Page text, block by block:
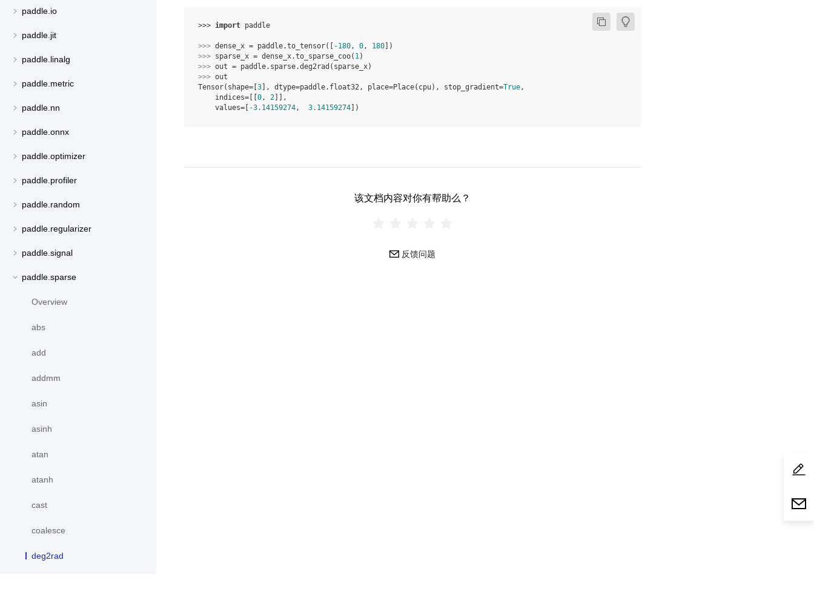
paddle.io
paddle.jit
paddle.linalg
paddle.metric
paddle.nn
paddle.onnx
paddle.optimizer
paddle.profiler
paddle.random
paddle.regularizer
paddle.signal
paddle.sparse
Overview
abs
add
addmm
asin
asinh
atan
atanh
cast
coalesce
deg2rad
>>> import paddle
>>> dense_x = paddle.to_tensor([ -180, 0, 180 ])
>>> sparse_x = dense_x.to_sparse_coo( 1)
>>> out = paddle. sparse.deg2rad ( sparse_x)
>>> out
Tensor(shape=[ 3 ], dtype=paddle.float32, place=Place(cpu), stop_gradient=True,
    indices=[[
0, 2 ]],
    values=[
-3.14159274, 3.14159274 ])
该文档内容对你有帮助么？
反馈问题